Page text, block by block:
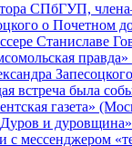
встреча была